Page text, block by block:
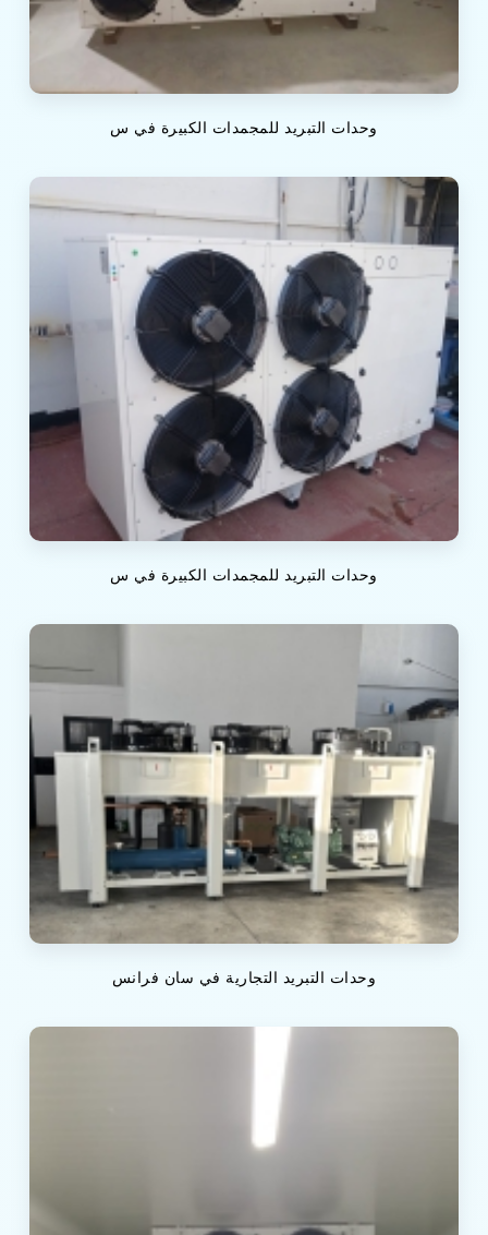
وحدات التبريد للمجمدات الكبيرة في س
وحدات التبريد للمجمدات الكبيرة في س
وحدات التبريد التجارية في سان فرانس